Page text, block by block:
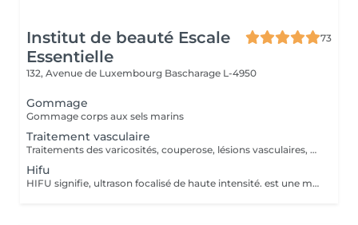
Institut de beauté Escale
Essentielle
73
132, Avenue de Luxembourg Bascharage L-4950
Gommage
Gommage corps aux sels marins
Traitement vasculaire
Traitements des varicosités, couperose, lésions vasculaires, rougeurs diffuses. Régénération de la peau, stimulation du collagène, traitements des cicatrices et vergetures, acné, atténuation des rides et relâchement cutanées, redensifier le cheveu, augmente l'efficacité cosmétiques, amélioration de l'aspect peau d'orange.
Hifu
HIFU signifie, ultrason focalisé de haute intensité. est une manière innovante, indolore et non invasive. - Correction de l'ovale du visage -Réduction des rides -Lifting facial non chirurgical, joues, sourcils, rides du lion, rides du front, rides nasolabiales, du double menton -Raffermissement du cou, du décolleté -Réduction des poches sous les yeux -Amelioration de la cellulite -Lissage de la peau